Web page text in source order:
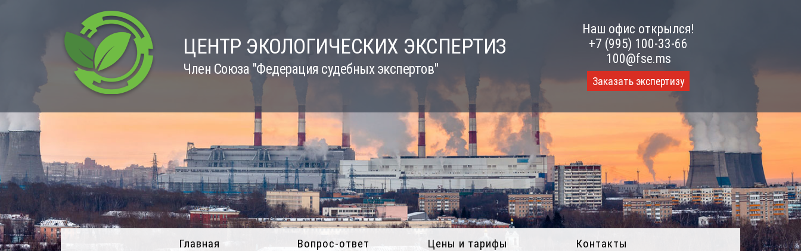
ЦЕНТР ЭКОЛОГИЧЕСКИХ ЭКСПЕРТИЗ
Член Союза "Федерация судебных экспертов"
Наш офис открылся!
+7 (995) 100-33-66
100@fse.ms
Заказать экспертизу
Главная Вопрос-ответ Цены и тарифы Контакты